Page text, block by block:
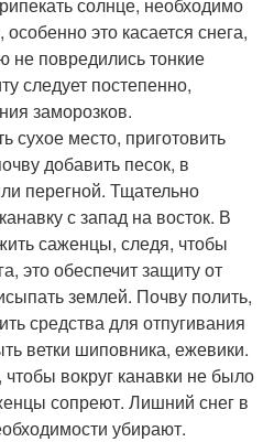
это касается снега,
не повредились тонкие
следует постепенно,
заморозков.
сухое место, приготовить
добавить песок, в
перегной. Тщательно
с запад на восток. В
саженцы, следя, чтобы
это обеспечит защиту от
землей. Почву полить,
средства для отпугивания
ветки шиповника, ежевики.
вокруг канавки не было
сопреют. Лишний снег в
убирают.